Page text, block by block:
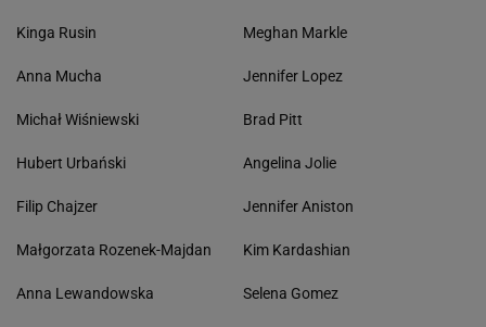
Kinga Rusin
Anna Mucha
Michał Wiśniewski
Hubert Urbański
Filip Chajzer
Małgorzata Rozenek-Majdan
Anna Lewandowska
Meghan Markle
Jennifer Lopez
Brad Pitt
Angelina Jolie
Jennifer Aniston
Kim Kardashian
Selena Gomez